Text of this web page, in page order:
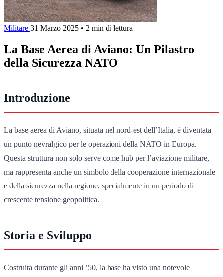
Militare 31 Marzo 2025 • 2 min di lettura
La Base Aerea di Aviano: Un Pilastro
della Sicurezza NATO
Introduzione
La base aerea di Aviano, situata nel nord-est dell’Italia, è diventata
un punto nevralgico per le operazioni della NATO in Europa.
Questa struttura non solo serve come hub per l’aviazione militare,
ma rappresenta anche un simbolo della cooperazione internazionale
e della sicurezza nella regione, specialmente in un periodo di
crescente tensione geopolitica.
Storia e Sviluppo
Costruita durante gli anni ’50, la base ha visto una notevole